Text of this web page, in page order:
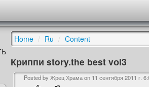
Home / Ru / Content
Криппи story.the best vоl3
Posted by Жрец Храма on 11 сентября 2011 г.